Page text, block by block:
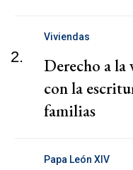
2.
Viviendas
Derecho a la
con la
familias
Papa León XIV